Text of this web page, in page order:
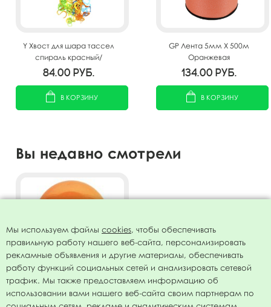
Y Хвост для шара тассел
спираль красный/
оранжевый/желтый 100см
84.00 руб.
В КОРЗИНУ
GP Лента 5мм X 500м
Оранжевая
134.00 руб.
В КОРЗИНУ
Вы недавно смотрели
Воздушный шар 12"/30см
Мы используем файлы cookies, чтобы обеспечивать
правильную работу нашего веб-сайта, персонализировать
рекламные объявления и другие материалы, обеспечивать
работу функций социальных сетей и анализировать сетевой
трафик. Мы также предоставляем информацию об
использовании вами нашего веб-сайта своим партнерам по